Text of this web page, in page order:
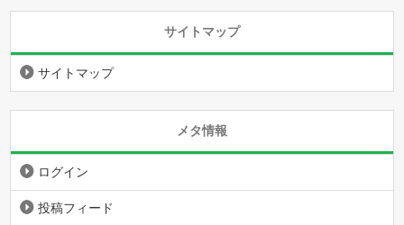
サイトマップ
サイトマップ
メタ情報
ログイン
投稿フィード